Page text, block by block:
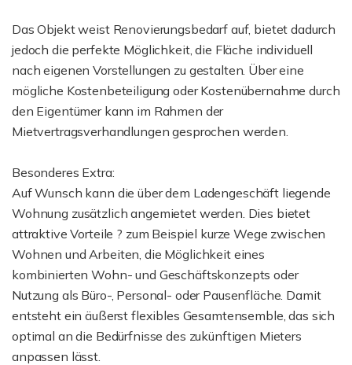
Das Objekt weist Renovierungsbedarf auf, bietet dadurch
jedoch die perfekte Möglichkeit, die Fläche individuell
nach eigenen Vorstellungen zu gestalten. Über eine
mögliche Kostenbeteiligung oder Kostenübernahme durch
den Eigentümer kann im Rahmen der
Mietvertragsverhandlungen gesprochen werden.
Besonderes Extra:
Auf Wunsch kann die über dem Ladengeschäft liegende
Wohnung zusätzlich angemietet werden. Dies bietet
attraktive Vorteile ? zum Beispiel kurze Wege zwischen
Wohnen und Arbeiten, die Möglichkeit eines
kombinierten Wohn- und Geschäftskonzepts oder
Nutzung als Büro-, Personal- oder Pausenfläche. Damit
entsteht ein äußerst flexibles Gesamtensemble, das sich
optimal an die Bedürfnisse des zukünftigen Mieters
anpassen lässt.